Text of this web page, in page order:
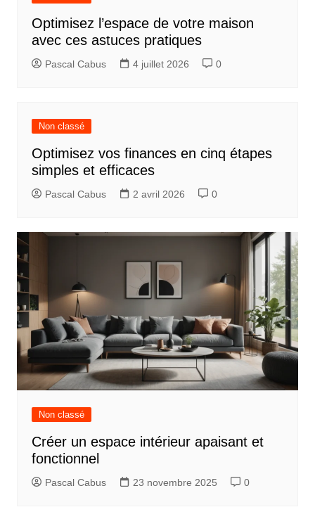
Optimisez l’espace de votre maison
avec ces astuces pratiques
Pascal Cabus 4 juillet 2026 0
Non classé
Optimisez vos finances en cinq étapes
simples et efficaces
Pascal Cabus 2 avril 2026 0
Non classé
Créer un espace intérieur apaisant et
fonctionnel
Pascal Cabus 23 novembre 2025 0